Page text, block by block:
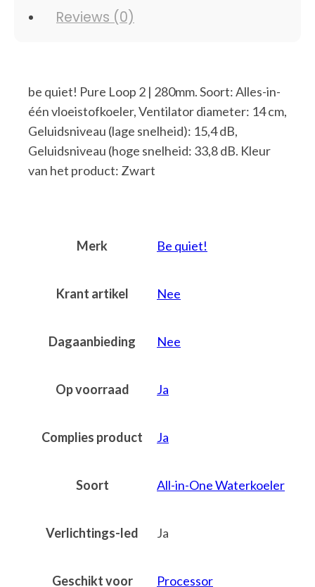
Reviews (0)
be quiet! Pure Loop 2 | 280mm. Soort: Alles-in-
één vloeistofkoeler, Ventilator diameter: 14 cm,
Geluidsniveau (lage snelheid): 15,4 dB,
Geluidsniveau (hoge snelheid: 33,8 dB. Kleur
van het product: Zwart
Merk Be quiet!
Krant artikel Nee
Dagaanbieding Nee
Op voorraad Ja
Complies product Ja
Soort All-in-One Waterkoeler
Verlichtings-led Ja
Geschikt voor Processor